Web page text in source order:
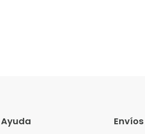
Ayuda Envíos